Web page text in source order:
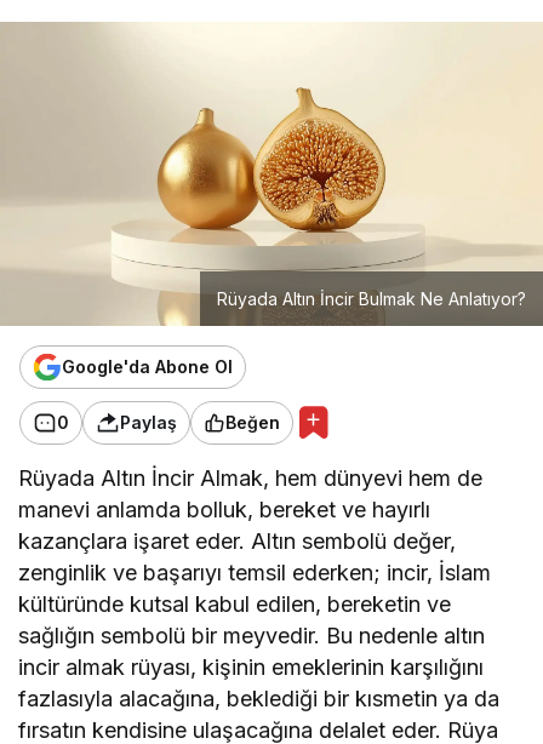
Rüyada Altın İncir Bulmak Ne Anlatıyor?
Google'da Abone Ol
0 Paylaş Beğen
Rüyada Altın İncir Almak, hem dünyevi hem de
manevi anlamda bolluk, bereket ve hayırlı
kazançlara işaret eder. Altın sembolü değer,
zenginlik ve başarıyı temsil ederken; incir, İslam
kültüründe kutsal kabul edilen, bereketin ve
sağlığın sembolü bir meyvedir. Bu nedenle altın
incir almak rüyası, kişinin emeklerinin karşılığını
fazlasıyla alacağına, beklediği bir kısmetin ya da
fırsatın kendisine ulaşacağına delalet eder. Rüya